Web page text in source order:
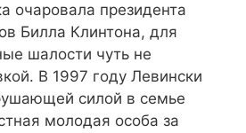
очаровала президента
Билла Клинтона, для
шалости чуть не
В 1997 году Левински
силой в семье
молодая особа за